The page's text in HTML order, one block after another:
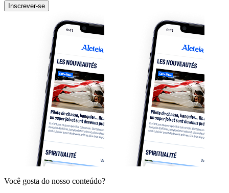
Inscrever-se
Você gosta do nosso conteúdo?